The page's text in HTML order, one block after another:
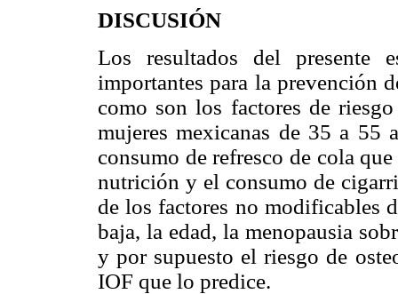
DISCUSIÓN
Los resultados del presente
importantes para la prevención
como son los factores de
mujeres mexicanas de 35 a 55
consumo de refresco de cola
nutrición y el consumo de
de los factores no modificables
baja, la edad, la menopausia
y por supuesto el riesgo de
IOF que lo predice.